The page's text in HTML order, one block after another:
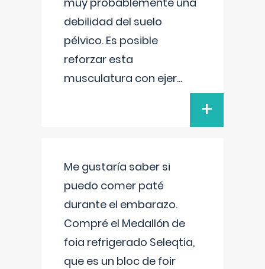
debilidad del suelo
pélvico. Es posible
reforzar esta
musculatura con ejer...
+
Me gustaría saber si
puedo comer paté
durante el embarazo.
Compré el Medallón de
foia refrigerado Seleqtia,
que es un bloc de foir